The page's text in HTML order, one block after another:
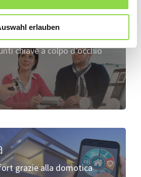
erlauben
più intelligenza
chiave a colpo d’occhio
grazie alla domotica